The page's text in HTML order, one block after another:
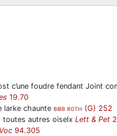
c’une foudre fendant Joint
19.70
larke chaunte BIBB ROTH (G) 252
toutes autres oiselx Lett & Pet
94.305